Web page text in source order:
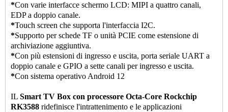
*Con varie interfacce schermo LCD: MIPI a quattro canali,
EDP a doppio canale.
*Touch screen che supporta l'interfaccia I2C.
*Supporto per schede TF o unità PCIE come estensione di
archiviazione aggiuntiva.
*Con più estensioni di ingresso e uscita, porta seriale UART a
doppio canale e GPIO a sette canali per ingresso e uscita.
*Con sistema operativo Android 12
IL Smart TV Box con processore Octa-Core Rockchip
RK3588 ridefinisce l'intrattenimento e le applicazioni